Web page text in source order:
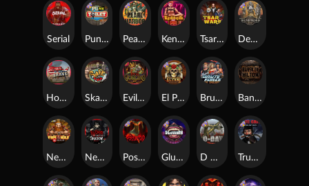
Nexus Blood & Shadow
Nexus Fire In The Hole xBomb
Tsar Wars
Home of the Brave Skate or Die
Deadwood R.I.P
Bangkok Hilton
Brute Force: Alien Onslaught
Kenneth Must Die
El Pasa Gunfight xNudge
Evil Goblins xBomb
Gluttony
Serial Punk Toilet
Possessed
Pearl Harbor
True Grit Redemption
D Day